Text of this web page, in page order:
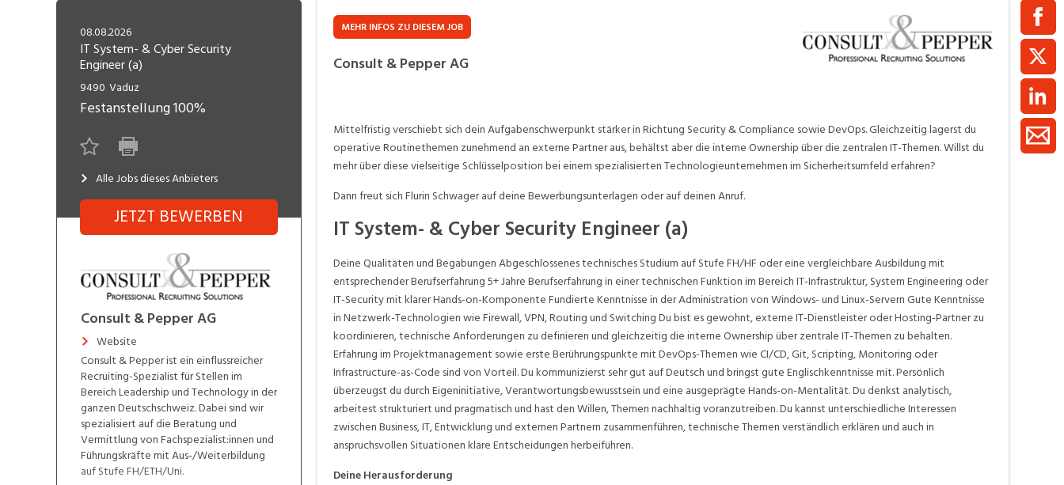
Freelance
Lehrstelle
Engineering, Technik, Architektur
Finanzen, Controlling, Treuhand,
Recht
Gastronomie, Hotellerie,
Tourismus, Lebensmittel
Immobilien, Facility Management,
Informatik, Telekommunikation
Verwaltung
Körperpflege, Wellness
Marketing, Kommunikation,
Medien, Druck
Mechanik, Elektronik, Optik, Textil Medizin, Gesundheitswesen,
Pflege
Verkauf, Handel, Kundenberatung,
Aussendienst Sicherheit, Rettung, Polizei, Zoll
08.08.2026
IT System- & Cyber Security
Engineer (a)
9490 Vaduz
Festanstellung100%
Alle Jobs dieses Anbieters
JETZT BEWERBEN
Consult & Pepper AG
Website
Consult & Pepper ist ein einflussreicher
Recruiting-Spezialist für Stellen im
Bereich Leadership und Technology in der
ganzen Deutschschweiz. Dabei sind wir
spezialisiert auf die Beratung und
Vermittlung von Fachspezialist:innen und
Führungskräfte mit Aus-/Weiterbildung
auf Stufe FH/ETH/Uni.
MEHR INFOS ZU DIESEM JOB
Consult & Pepper AG
Mittelfristig verschiebt sich dein Aufgabenschwerpunkt stärker in Richtung Security & Compliance sowie DevOps. Gleichzeitig lagerst du
operative Routinethemen zunehmend an externe Partner aus, behältst aber die interne Ownership über die zentralen IT-Themen. Willst du
mehr über diese vielseitige Schlüsselposition bei einem spezialisierten Technologieunternehmen im Sicherheitsumfeld erfahren?
Dann freut sich Flurin Schwager auf deine Bewerbungsunterlagen oder auf deinen Anruf.
IT System- & Cyber Security Engineer (a)
Deine Qualitäten und Begabungen Abgeschlossenes technisches Studium auf Stufe FH/HF oder eine vergleichbare Ausbildung mit
entsprechender Berufserfahrung 5+ Jahre Berufserfahrung in einer technischen Funktion im Bereich IT-Infrastruktur, System Engineering oder
IT-Security mit klarer Hands-on-Komponente Fundierte Kenntnisse in der Administration von Windows- und Linux-Servern Gute Kenntnisse
in Netzwerk-Technologien wie Firewall, VPN, Routing und Switching Du bist es gewohnt, externe IT-Dienstleister oder Hosting-Partner zu
koordinieren, technische Anforderungen zu definieren und gleichzeitig die interne Ownership über zentrale IT-Themen zu behalten.
Erfahrung im Projektmanagement sowie erste Berührungspunkte mit DevOps-Themen wie CI/CD, Git, Scripting, Monitoring oder
Infrastructure-as-Code sind von Vorteil. Du kommunizierst sehr gut auf Deutsch und bringst gute Englischkenntnisse mit. Persönlich
überzeugst du durch Eigeninitiative, Verantwortungsbewusstsein und eine ausgeprägte Hands-on-Mentalität. Du denkst analytisch,
arbeitest strukturiert und pragmatisch und hast den Willen, Themen nachhaltig voranzutreiben. Du kannst unterschiedliche Interessen
zwischen Business, IT, Entwicklung und externen Partnern zusammenführen, technische Themen verständlich erklären und auch in
anspruchsvollen Situationen klare Entscheidungen herbeiführen.
Deine Herausforderung